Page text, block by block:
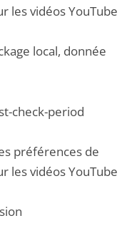
les vidéos YouTube
local, donnée
check-period
préférences de
les vidéos YouTube